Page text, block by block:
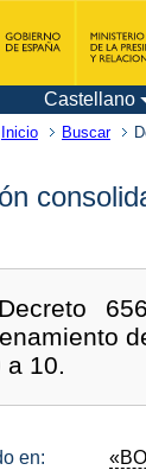
Castellano
Inicio Buscar
a 10.
en: